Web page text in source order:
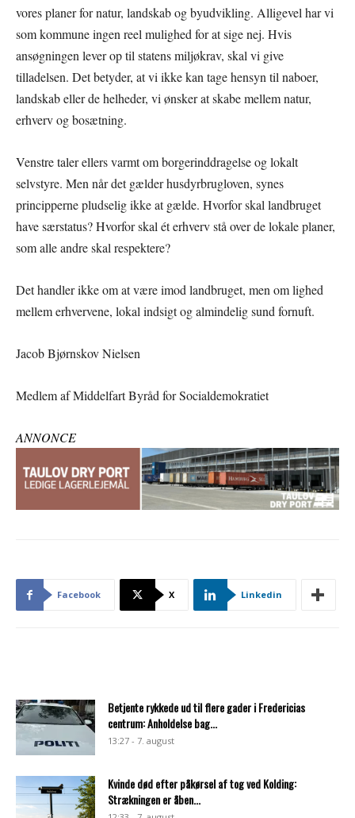
vores planer for natur, landskab og byudvikling. Alligevel har vi
som kommune ingen reel mulighed for at sige nej. Hvis
ansøgningen lever op til statens miljøkrav, skal vi give
tilladelsen. Det betyder, at vi ikke kan tage hensyn til naboer,
landskab eller de helheder, vi ønsker at skabe mellem natur,
erhverv og bosætning.
Venstre taler ellers varmt om borgerinddragelse og lokalt
selvstyre. Men når det gælder husdyrbrugloven, synes
principperne pludselig ikke at gælde. Hvorfor skal landbruget
have særstatus? Hvorfor skal ét erhverv stå over de lokale planer,
som alle andre skal respektere?
Det handler ikke om at være imod landbruget, men om lighed
mellem erhvervene, lokal indsigt og almindelig sund fornuft.
Jacob Bjørnskov Nielsen
Medlem af Middelfart Byråd for Socialdemokratiet
ANNONCE
Facebook X Linkedin
Betjente rykkede ud til flere gader i Fredericias
centrum: Anholdelse bag...
13:27 - 7. august
Kvinde død efter påkørsel af tog ved Kolding:
Strækningen er åben...